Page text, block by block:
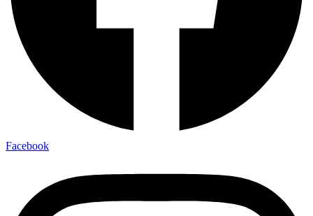
Facebook